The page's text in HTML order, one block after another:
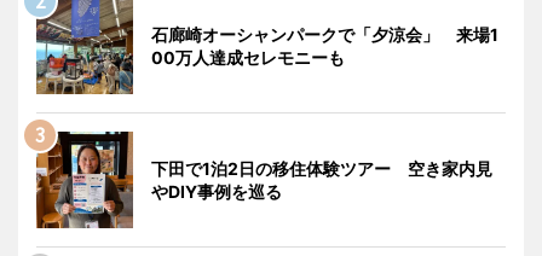
石廊崎オーシャンパークで「夕涼会」 来場1
00万人達成セレモニーも
下田で1泊2日の移住体験ツアー 空き家内見
やDIY事例を巡る